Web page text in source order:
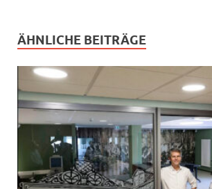
ÄHNLICHE BEITRÄGE